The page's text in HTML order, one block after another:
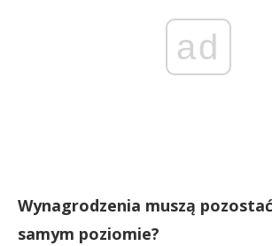
ad
Wynagrodzenia muszą
samym poziomie?